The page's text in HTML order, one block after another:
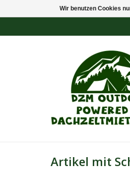
Artikel mit
Wir benutzen Cookies